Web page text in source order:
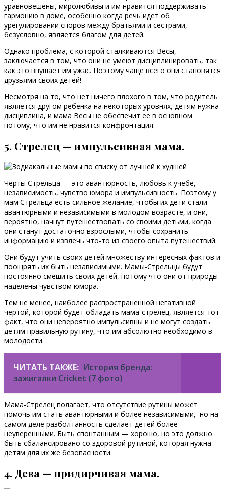
уравновешены, миролюбивы и им нравится поддерживать
гармонию в доме, особенно когда речь идет об
урегулировании споров между братьями и сестрами,
безусловно, является благом для детей.
Однако проблема, с которой сталкиваются Весы,
заключается в том, что они не умеют дисциплинировать, так
как это внушает им ужас. Поэтому чаще всего они становятся
друзьями своих детей!
Несмотря на то, что нет ничего плохого в том, что родитель
является другом ребенка на некоторых уровнях, детям нужна
дисциплина, и мама Весы не обеспечит ее в основном
потому, что им не нравится конфронтация.
5. Стрелец — импульсивная мама.
Черты Стрельца — это авантюрность, любовь к учебе,
независимость, чувство юмора и импульсивность. Поэтому у
мам Стрельца есть сильное желание, чтобы их дети стали
авантюрными и независимыми в молодом возрасте, и они,
вероятно, начнут путешествовать со своими детьми, когда
они станут достаточно взрослыми, чтобы сохранить
информацию и извлечь что-то из своего опыта путешествий.
Они будут учить своих детей множеству интересных фактов и
поощрять их быть независимыми. Мамы-Стрельцы будут
постоянно смешить своих детей, потому что они от природы
наделены чувством юмора.
Тем не менее, наиболее распространенной негативной
чертой, которой будет обладать мама-стрелец, является тот
факт, что они невероятно импульсивны и не могут создать
детям правильную рутину, что им абсолютно необходимо в
молодости.
ЧИТАТЬ ТАКЖЕ: История бренда:
зажигалки Cricket (7 фото)
Мама-Стрелец полагает, что отсутствие рутины может
помочь им стать авантюрными и более независимыми, но на
самом деле разболтанность сделает детей более
неуверенными. Быть спонтанным — хорошо, но это должно
быть сбалансировано со здоровой рутиной, которая нужна
детям для их же безопасности.
4. Дева — придирчивая мама.